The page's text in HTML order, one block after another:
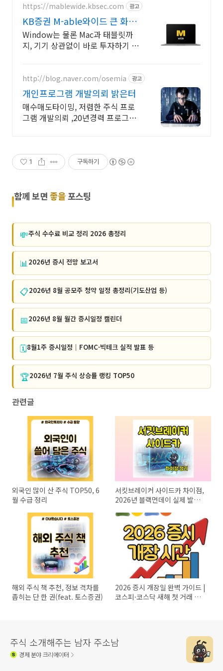
https://mablewide.kbsec.com 광고
KB증권 M-able와이드 큰 화면
으로, 언제 어디서나
Window는 물론 Mac과 태블릿까
지, 기기 상관없이 바로 투자하기 고
http://blog.naver.com/osemia 광고
개인프로그램 개발의뢰 밝은터
매수매도타이밍, 저렴한 주식 프로
그램 개발의뢰 ,20년경력 프로그래
1 구독하기
함께 보면 좋을포스팅
💸주식 수수료 비교 정리 2026 총정리
📊 2026년 증시 전망 보고서
📋2026년 8월 공모주 청약 일정 총정리(기도산업 등)
📅2026년 8월 월간 증시일정 캘린더
🗓️8월1주 증시일정｜FOMC·빅테크 실적 발표 등
🏆2026년 7월 주식 상승률 랭킹 TOP50
관련글
외국인 많이 산 주식 TOP50, 6
월 수급 정리
서킷브레이커 사이드카 차이점,
2026년 블랙먼데이 실제 발동
해외 주식 책 추천, 정보 격차를
좁히는 단 한 권(feat. 토스증권)
2026 증시 개장일 완벽 가이드 |
코스피·코스닥 새해 첫 거래 시
주식 소개해주는 남자 주소남
경제분야 크리에이터